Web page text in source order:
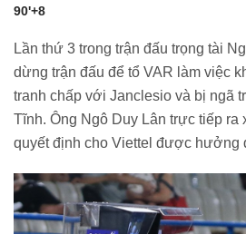
90'+8
Lần thứ 3 trong trận đấu trọng tài
dừng trận đấu để tổ VAR làm việc
tranh chấp với Janclesio và bị ngã
Tĩnh. Ông Ngô Duy Lân trực tiếp ra
quyết định cho Viettel được hưởng